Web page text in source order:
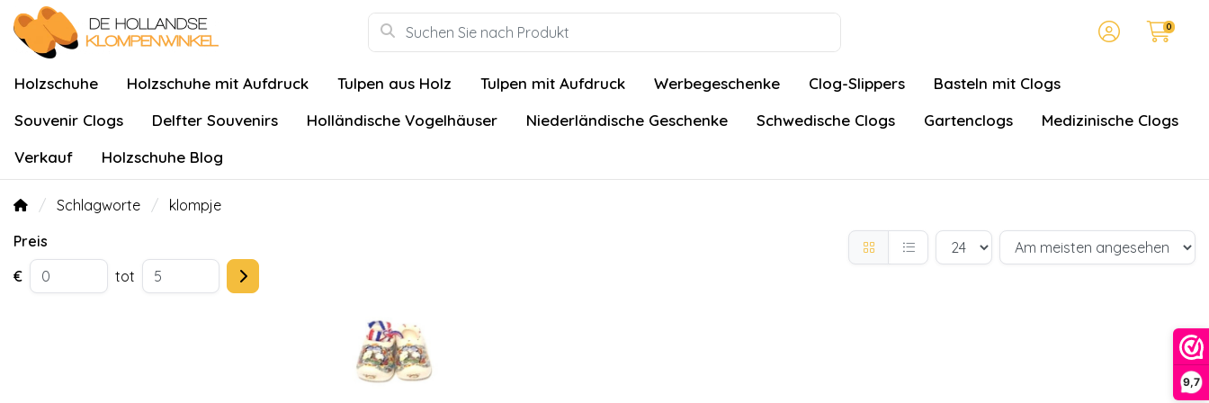
9,7
0
Holzschuhe Holzschuhe mit Aufdruck Tulpen aus Holz Tulpen mit Aufdruck Werbegeschenke Clog-Slippers
Basteln mit Clogs
Souvenir Clogs
Delfter Souvenirs Holländische Vogelhäuser Niederländische Geschenke Schwedische Clogs Gartenclogs
Medizinische Clogs
Verkauf
Holzschuhe Blog
Schlagworte
klompje
Preis
€
tot